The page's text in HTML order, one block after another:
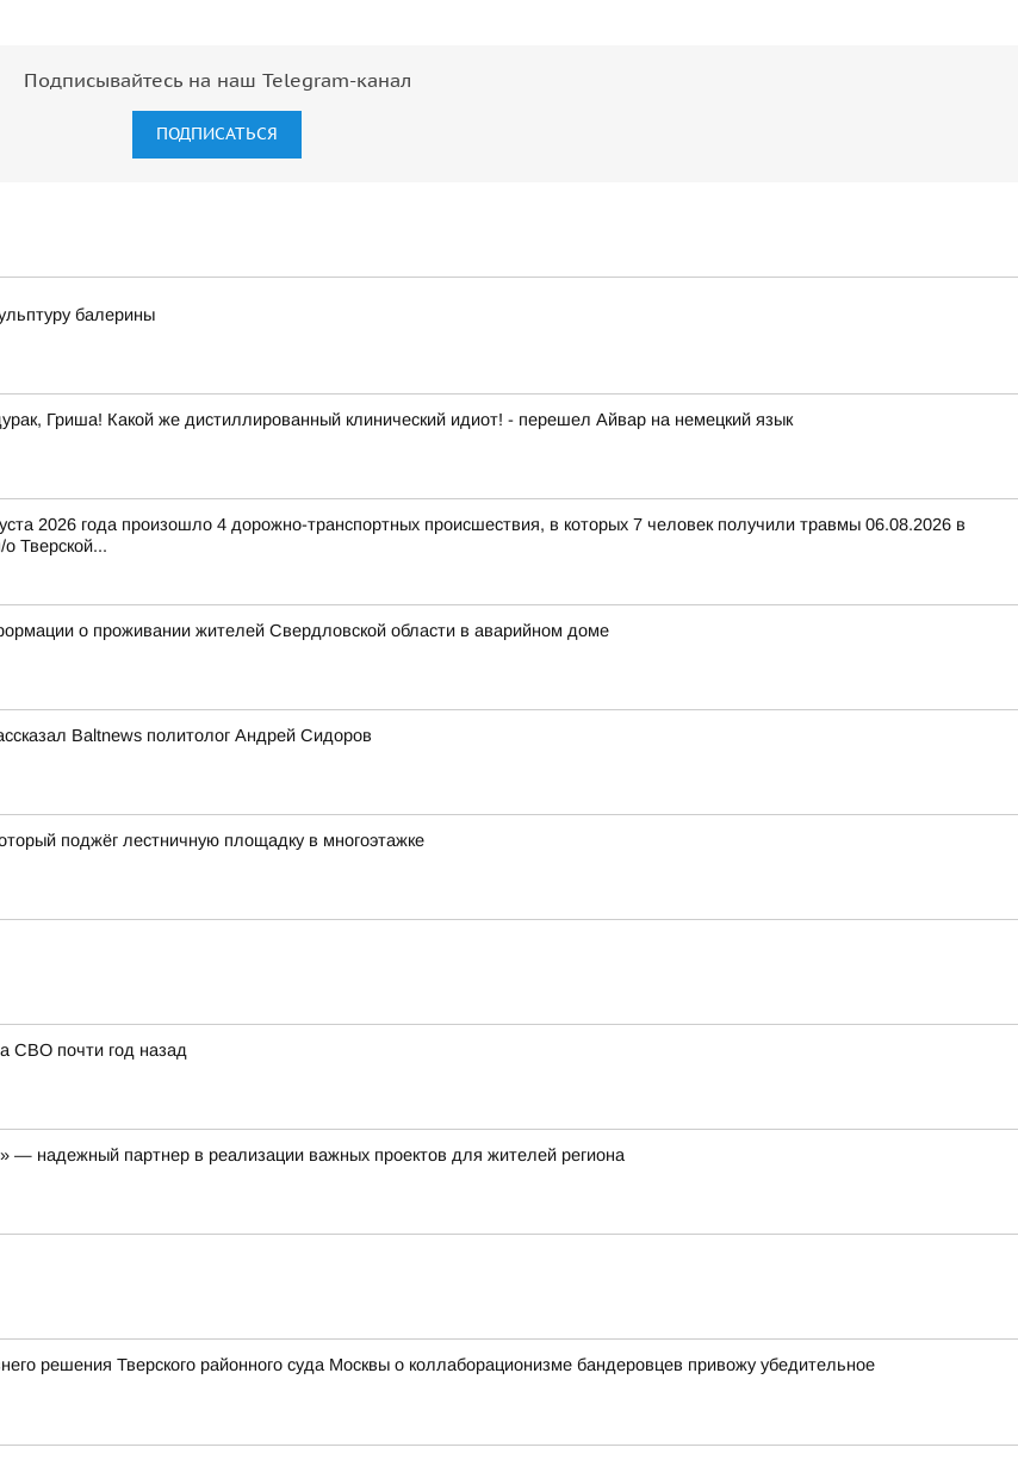
Подписывайтесь на наш Telegram-канал
ПОДПИСАТЬСЯ
балерины
Гриша! Какой же дистиллированный клинический идиот! - перешел Айвар на немецкий язык
2026 года произошло 4 дорожно-транспортных происшествия, в которых 7 человек получили травмы 06.08.2026 в
Тверской...
о проживании жителей Свердловской области в аварийном доме
Baltnews политолог Андрей Сидоров
поджёг лестничную площадку в многоэтажке
СВО почти год назад
— надежный партнер в реализации важных проектов для жителей региона
решения Тверского районного суда Москвы о коллаборационизме бандеровцев привожу убедительное